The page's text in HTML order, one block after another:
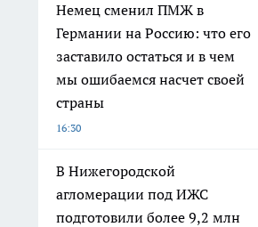
Немец сменил ПМЖ в
Германии на Россию: что его
заставило остаться и в чем
мы ошибаемся насчет своей
страны
16:30
В Нижегородской
агломерации под ИЖС
подготовили более 9,2 млн